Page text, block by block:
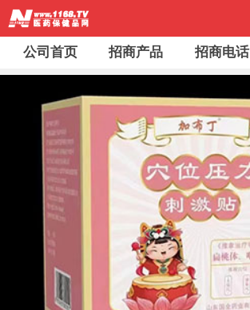
公司首页 招商产品 招商电话